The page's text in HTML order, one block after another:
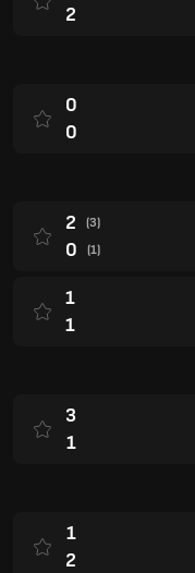
2
0
0
(3)
2
(1)
0
1
1
3
1
1
2